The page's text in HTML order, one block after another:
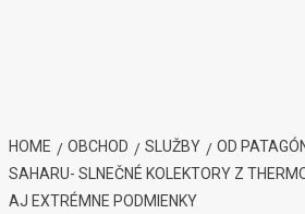
HOME OBCHOD SLUŽBY
OD
SAHARU- SLNEČNÉ KOLEKTORY Z
AJ EXTRÉMNE PODMIENKY